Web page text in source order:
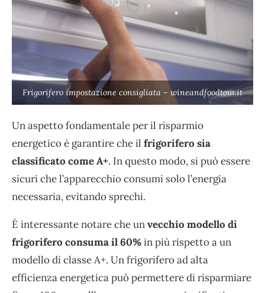
Frigorifero impostazione consigliata – wineandfoodtour.it
Un aspetto fondamentale per il risparmio
energetico è garantire che il frigorifero sia
classificato come A+. In questo modo, si può essere
sicuri che l’apparecchio consumi solo l’energia
necessaria, evitando sprechi.
È interessante notare che unvecchio modello di
frigorifero consuma il 60%in più rispetto a un
modello di classe A+. Un frigorifero ad alta
efficienza energetica può permettere di risparmiare